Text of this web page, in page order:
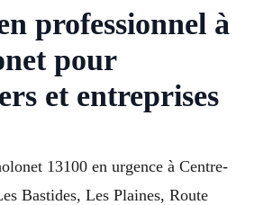
professionnel à
pour
et entreprises
13100 en urgence à Centre-
Bastides, Les Plaines, Route